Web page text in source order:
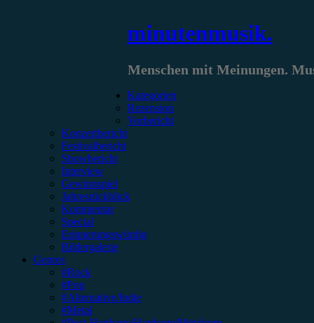
minutenmusik.
Menschen mit Meinungen.
Kategorien
Rezension
Vorbericht
Konzertbericht
Festivalbericht
Showbericht
Interview
Gewinnspiel
Jahresrückblick
Kommentar
Special
Erinnerungswürdig
Bildergalerie
Genres
#Rock
#Pop
#Alternative/Indie
#Metal